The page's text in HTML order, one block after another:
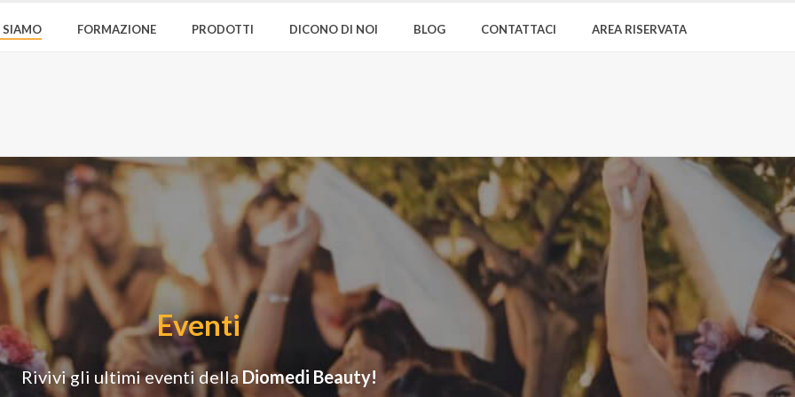
SIAMO FORMAZIONE PRODOTTI DICONO DI NOI BLOG CONTATTACI AREA RISERVATA
Eventi
Rivivi gli ultimi eventi della Diomedi Beauty!